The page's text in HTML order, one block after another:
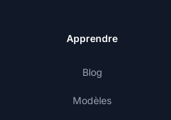
Apprendre
Blog
Modèles